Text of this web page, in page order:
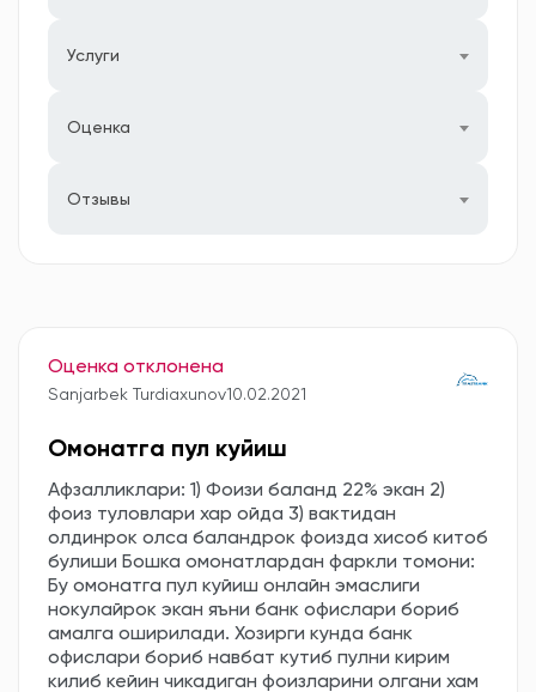
Услуги
Оценка
Отзывы
Оценка отклонена
Sanjarbek Turdiaxunov10.02.2021
Омонатга пул куйиш
Афзалликлари: 1) Фоизи баланд 22% экан 2)
фоиз туловлари хар ойда 3) вактидан
олдинрок олса баландрок фоизда хисоб китоб
булиши Бошка омонатлардан фаркли томони:
Бу омонатга пул куйиш онлайн эмаслиги
нокулайрок экан яъни банк офислари бориб
амалга оширилади. Хозирги кунда банк
офислари бориб навбат кутиб пулни кирим
килиб кейин чикадиган фоизларини олгани хам